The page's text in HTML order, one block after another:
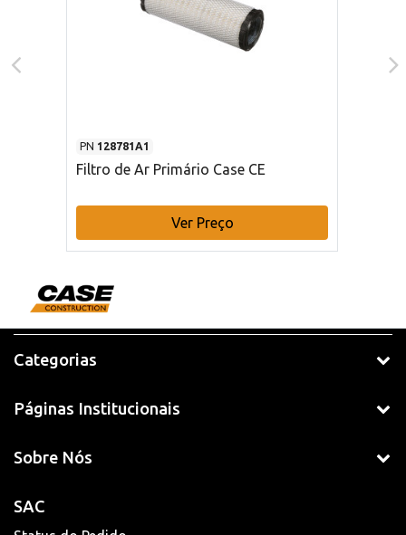
PN 128781A1
Filtro de Ar Primário Case CE
Ver Preço
Categorias
Páginas Institucionais
Sobre Nós
SAC